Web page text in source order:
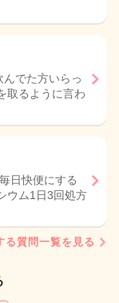
でた方いらっ
取るように言わ
日快便にする
ウム1日3回処方
る質問一覧を見る